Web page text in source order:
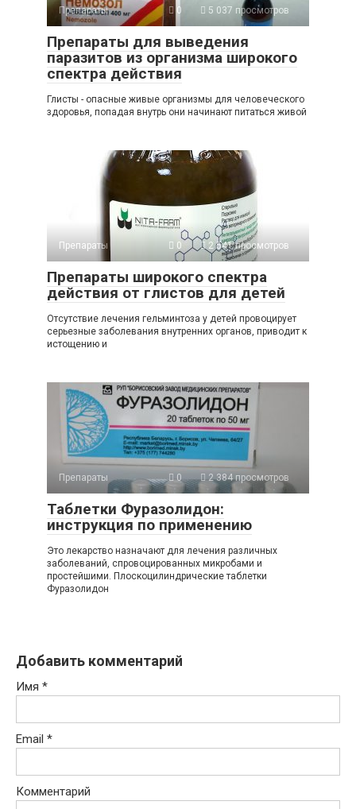
Препараты 0 5 037 просмотров
Препараты для выведения
паразитов из организма широкого
спектра действия
Глисты - опасные живые организмы для человеческого
здоровья, попадая внутрь они начинают питаться живой
Препараты 0 2 541 просмотров
Препараты широкого спектра
действия от глистов для детей
Отсутствие лечения гельминтоза у детей провоцирует
серьезные заболевания внутренних органов, приводит к
истощению и
Препараты 0 2 384 просмотров
Таблетки Фуразолидон:
инструкция по применению
Это лекарство назначают для лечения различных
заболеваний, спровоцированных микробами и
простейшими. Плоскоцилиндрические таблетки
Фуразолидон
Добавить комментарий
Имя *
Email *
Комментарий